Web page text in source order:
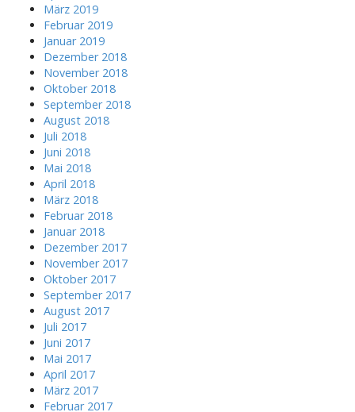
März 2019
Februar 2019
Januar 2019
Dezember 2018
November 2018
Oktober 2018
September 2018
August 2018
Juli 2018
Juni 2018
Mai 2018
April 2018
März 2018
Februar 2018
Januar 2018
Dezember 2017
November 2017
Oktober 2017
September 2017
August 2017
Juli 2017
Juni 2017
Mai 2017
April 2017
März 2017
Februar 2017